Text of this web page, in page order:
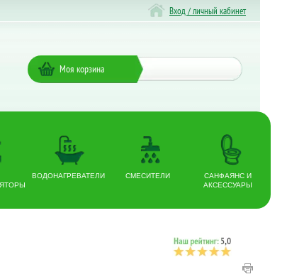
Вход / личный кабинет
Моя корзина
ВОДОНАГРЕВАТЕЛИ СМЕСИТЕЛИ
САНФАЯНС И
АКСЕССУАРЫ